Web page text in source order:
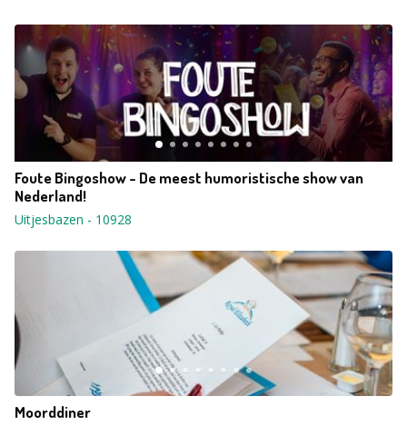
Foute Bingoshow - De meest humoristische show van
Nederland!
Uitjesbazen - 10928
Moorddiner